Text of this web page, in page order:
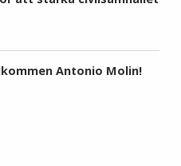
Antonio Molin!